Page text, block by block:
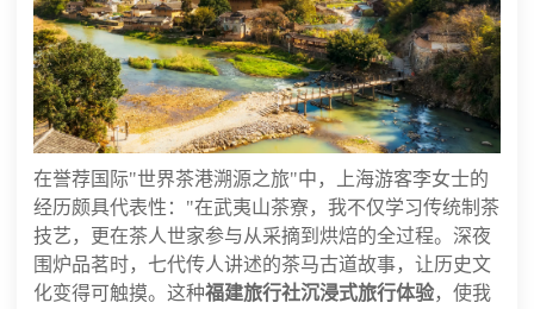
在誉荐国际"世界茶港溯源之旅"中，上海游客李女士的
经历颇具代表性："在武夷山茶寮，我不仅学习传统制茶
技艺，更在茶人世家参与从采摘到烘焙的全过程。深夜
围炉品茗时，七代传人讲述的茶马古道故事，让历史文
化变得可触摸。这种福建旅行社沉浸式旅行体验，使我